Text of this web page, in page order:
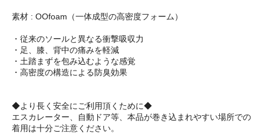
素材 : OOfoam（一体成型の高密度フォーム）
・従来のソールと異なる衝撃吸収力
・足、膝、背中の痛みを軽減
・土踏まずを包み込むような感覚
・高密度の構造による防臭効果
◆より長く安全にご利用頂くために◆
エスカレーター、自動ドア等、本品が巻き込まれやすい場所での
着用は十分ご注意ください。